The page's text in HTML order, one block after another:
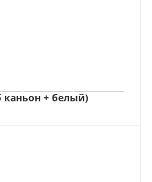
каньон + белый)